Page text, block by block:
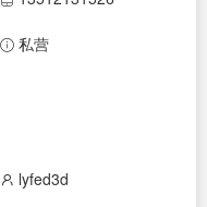
私营
lyfed3d